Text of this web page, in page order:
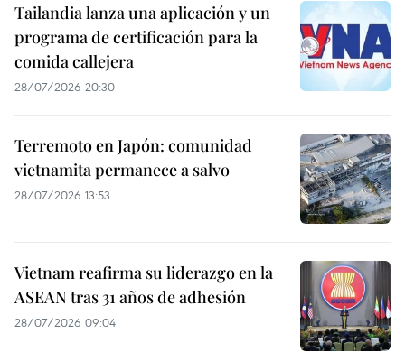
Tailandia lanza una aplicación y un
programa de certificación para la
comida callejera
28/07/2026 20:30
Terremoto en Japón: comunidad
vietnamita permanece a salvo
28/07/2026 13:53
Vietnam reafirma su liderazgo en la
ASEAN tras 31 años de adhesión
28/07/2026 09:04